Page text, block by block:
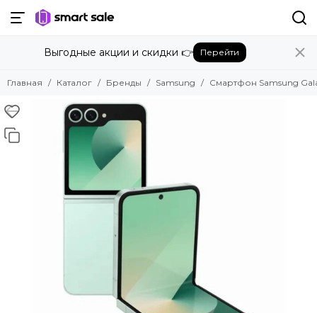
Назад
Бренды
Amazon
Apple
Bose
Выгодные акции и скидки 👉 Перейти
Главная Каталог Бренды Samsung Смартфон Samsung